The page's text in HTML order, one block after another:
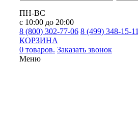
ПН-ВС
с 10:00 до 20:00
8 (800) 302-77-06 8 (499) 348-15-11
КОРЗИНА
0 товаров. Заказать звонок
Меню